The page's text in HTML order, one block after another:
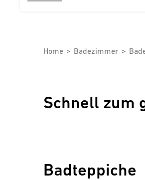
Home Badezimmer
Schnell zum
Badteppiche